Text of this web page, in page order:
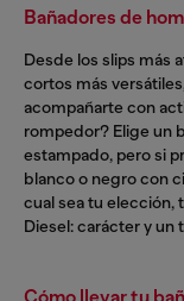
Bañadores de
Desde los slips más
cortos más
acompañarte con
rompedor? Elige un
estampado, pero si
blanco o negro con
cual sea tu elección,
Diesel: carácter y un